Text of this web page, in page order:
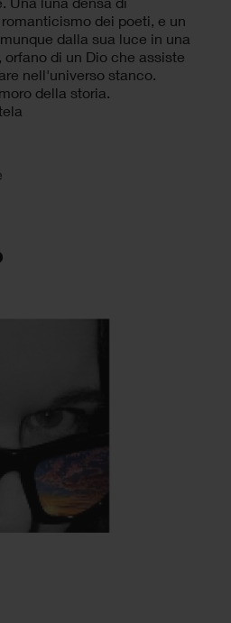
dei poeti, e un
dalla sua luce in una
di un Dio che assiste
nell'universo stanco.
della storia.